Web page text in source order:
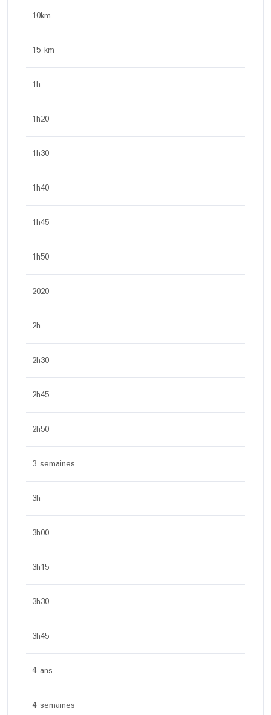
10km
15 km
1h
1h20
1h30
1h40
1h45
1h50
2020
2h
2h30
2h45
2h50
3 semaines
3h
3h00
3h15
3h30
3h45
4 ans
4 semaines